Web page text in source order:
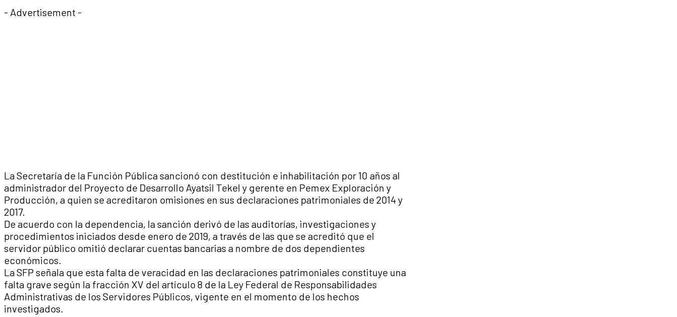
- Advertisement -
La Secretaría de la Función Pública sancionó con destitución e inhabilitación por 10 años al
administrador del Proyecto de Desarrollo Ayatsil Tekel y gerente en Pemex Exploración y
Producción, a quien se acreditaron omisiones en sus declaraciones patrimoniales de 2014 y
2017.
De acuerdo con la dependencia, la sanción derivó de las auditorías, investigaciones y
procedimientos iniciados desde enero de 2019, a través de las que se acreditó que el
servidor público omitió declarar cuentas bancarias a nombre de dos dependientes
económicos.
La SFP señala que esta falta de veracidad en las declaraciones patrimoniales constituye una
falta grave según la fracción XV del artículo 8 de la Ley Federal de Responsabilidades
Administrativas de los Servidores Públicos, vigente en el momento de los hechos
investigados.